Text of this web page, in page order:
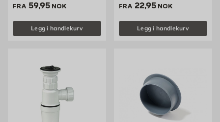
FRA Pris 59.95 NOK /stk
59,95 NOK
Legg i handlekurv
FRA Pris 22.95 NOK /stk
22,95 NOK
Legg i handlekurv